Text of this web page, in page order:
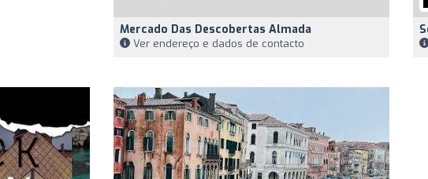
Mercado Das Descobertas Almada
Ver endereço e dados de contacto